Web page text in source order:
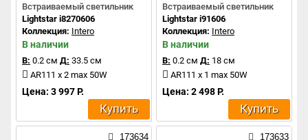
Встраиваемый светильник
Lightstar i8270606
Коллекция: Intero
В наличии
В: 0.2 см Д: 33.5 см
AR111 x 2 max 50W
Цена: 3 997 Р.
Купить
Встраиваемый светильник
Lightstar i91606
Коллекция: Intero
В наличии
В: 0.2 см Д: 18 см
AR111 x 1 max 50W
Цена: 2 498 Р.
Купить
173634 173633